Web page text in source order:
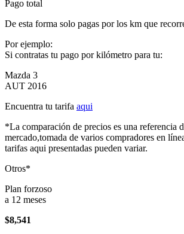
Pago total
De esta forma solo pagas por los km que
Por ejemplo:
Si contratas tu pago por kilómetro para tu:
Mazda 3
AUT 2016
Encuentra tu tarifa aqui
*La comparación de precios es una referencia
mercado,tomada de varios compradores en
tarifas aqui presentadas pueden variar.
Otros*
Plan forzoso
a 12 meses
$8,541